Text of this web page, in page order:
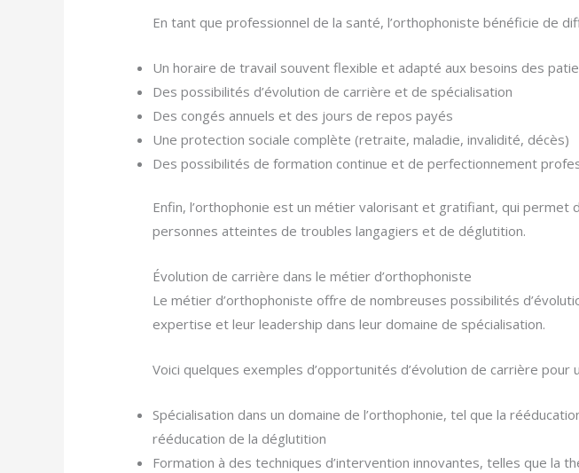
En tant que professionnel de la santé, l’orthophoniste bénéficie de
Un horaire de travail souvent flexible et adapté aux besoins des
Des possibilités d’évolution de carrière et de spécialisation
Des congés annuels et des jours de repos payés
Une protection sociale complète (retraite, maladie, invalidité, décès)
Des possibilités de formation continue et de perfectionnement
Enfin, l’orthophonie est un métier valorisant et gratifiant, qui
personnes atteintes de troubles langagiers et de déglutition.
Évolution de carrière dans le métier d’orthophoniste
Le métier d’orthophoniste offre de nombreuses possibilités
expertise et leur leadership dans leur domaine de spécialisation.
Voici quelques exemples d’opportunités d’évolution de carrière pour
Spécialisation dans un domaine de l’orthophonie, tel que la
rééducation de la déglutition
Formation à des techniques d’intervention innovantes, telles que la